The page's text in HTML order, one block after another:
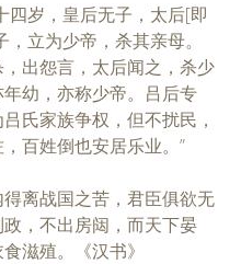
四岁，皇后无子，太后[即
立为少帝，杀其亲母。
出怨言，太后闻之，杀少
幼，亦称少帝。吕后专
氏家族争权，但不扰民，
百姓倒也安居乐业。”
离战国之苦，君臣俱欲无
，不出房闼，而天下晏
滋殖。《汉书》